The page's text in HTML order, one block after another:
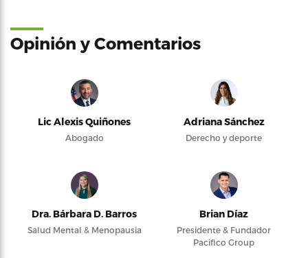
Opinión y Comentarios
Lic Alexis Quiñones
Abogado
Adriana Sánchez
Derecho y deporte
Dra. Bárbara D. Barros
Salud Mental & Menopausia
Brian Díaz
Presidente & Fundador
Pacifico Group